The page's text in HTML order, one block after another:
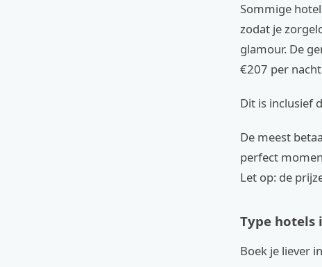
Sommige
zodat je
glamour. De
€207 per
Dit is inclusief
De meest
perfect
Let op: de
Type hotels
Boek je liever